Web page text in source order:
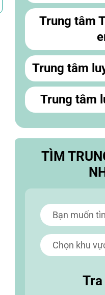
Trung tâm
Trung tâm
Trung tâm
TÌM